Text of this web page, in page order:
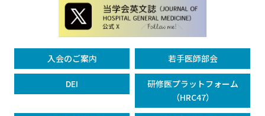
入会のご案内 若手医師部会
DEI
研修医プラットフォーム
（HRC47）